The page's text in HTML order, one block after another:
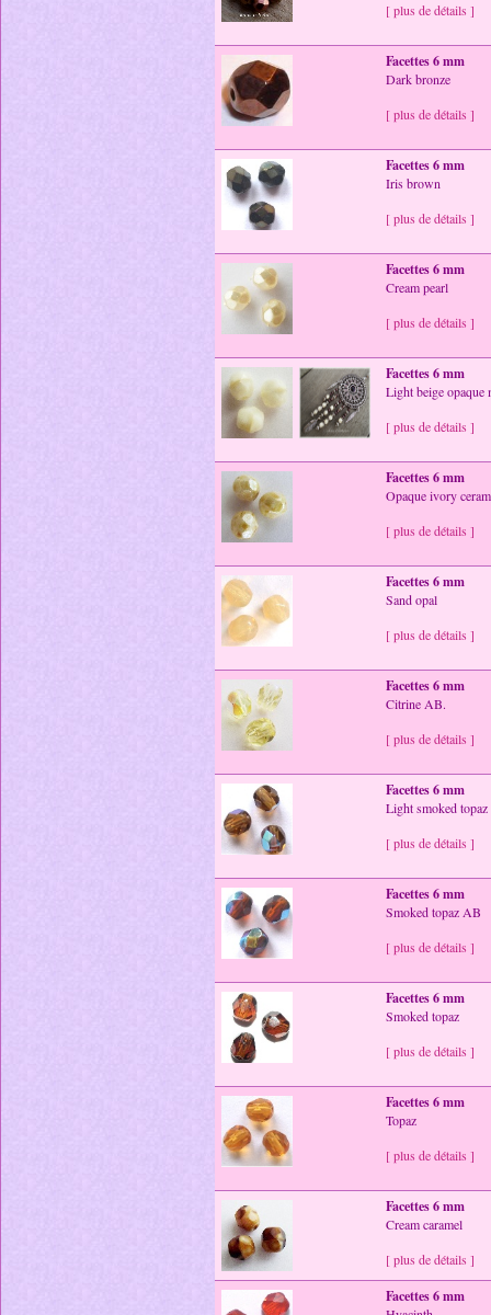
[ plus de détails ]
Facettes 6 mm
Dark bronze
[ plus de détails ]
Facettes 6 mm
Iris brown
[ plus de détails ]
Facettes 6 mm
Cream pearl
[ plus de détails ]
Facettes 6 mm
Light beige opaque
[ plus de détails ]
Facettes 6 mm
Opaque ivory
[ plus de détails ]
Facettes 6 mm
Sand opal
[ plus de détails ]
Facettes 6 mm
Citrine AB.
[ plus de détails ]
Facettes 6 mm
Light smoked
[ plus de détails ]
Facettes 6 mm
Smoked topaz AB
[ plus de détails ]
Facettes 6 mm
Smoked topaz
[ plus de détails ]
Facettes 6 mm
Topaz
[ plus de détails ]
Facettes 6 mm
Cream caramel
[ plus de détails ]
Facettes 6 mm